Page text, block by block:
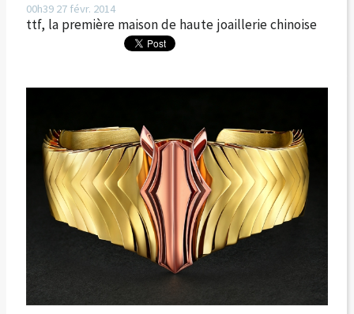
00h39 27 févr. 2014
ttf, la première maison de haute joaillerie chinoise